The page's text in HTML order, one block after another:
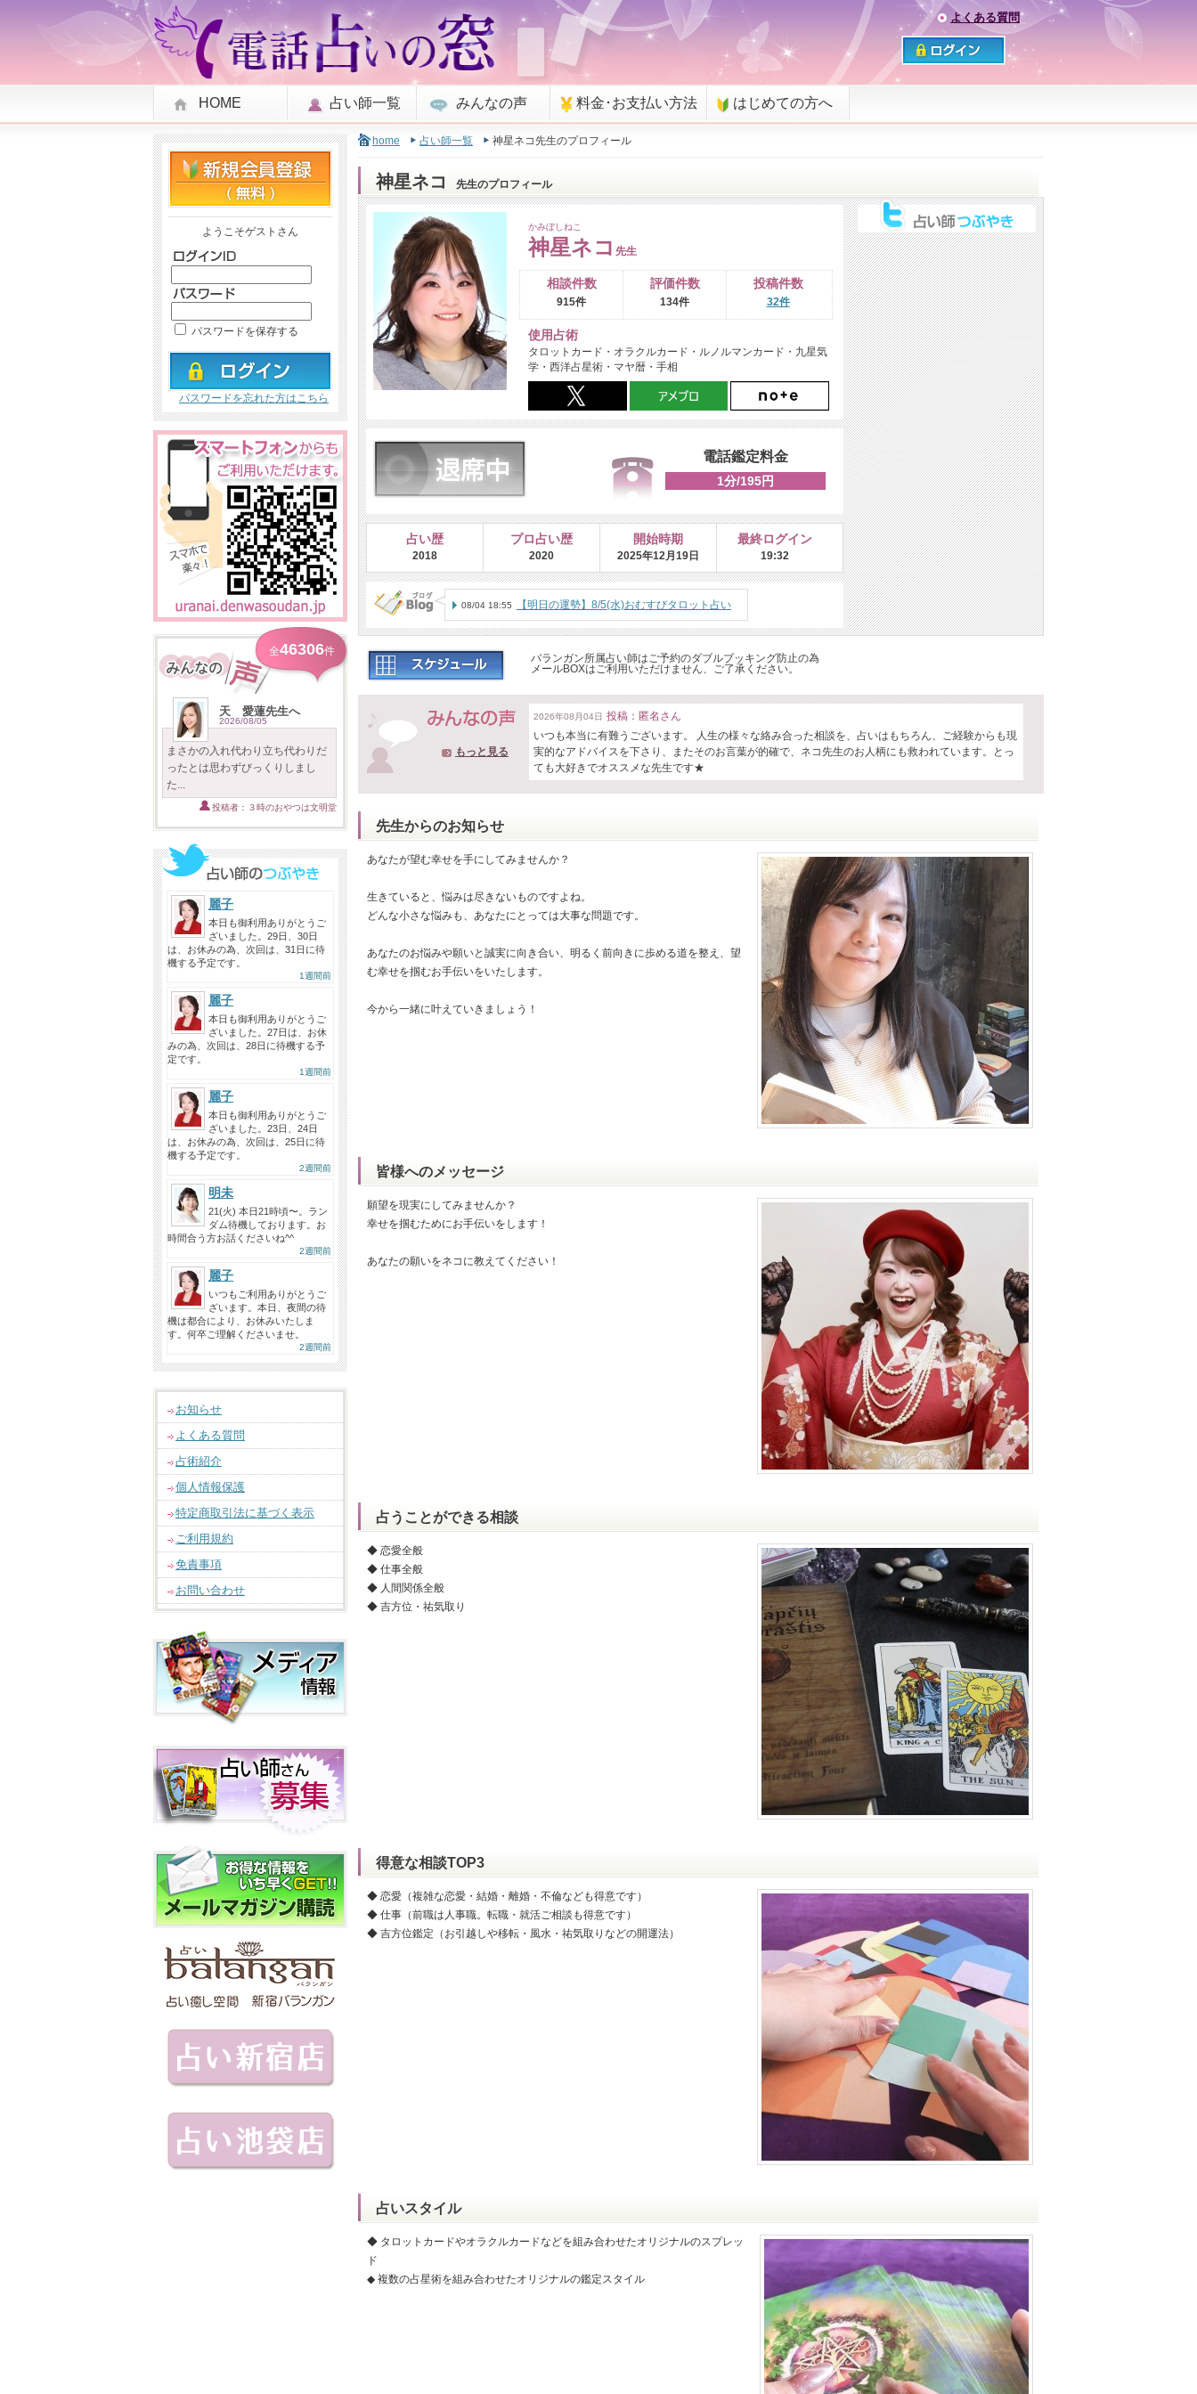
よくある質問
HOME 占い師一覧 みんなの声 料金･お支払い方法 はじめての方へ
ようこそゲストさん
パスワードを保存する
パスワードを忘れた方はこちら
全46306件
天 愛蓮先生へ
2026/08/05
まさかの入れ代わり立ち代わりだ
ったとは思わずびっくりしまし
た...
投稿者：３時のおやつは文明堂
麗子
本日も御利用ありがとうご
ざいました。29日、30日
は、お休みの為、次回は、31日に待
機する予定です。
1週間前
麗子
本日も御利用ありがとうご
ざいました。27日は、お休
みの為、次回は、28日に待機する予
定です。
1週間前
麗子
本日も御利用ありがとうご
ざいました。23日、24日
は、お休みの為、次回は、25日に待
機する予定です。
2週間前
明未
21(火) 本日21時頃〜。ラン
ダム待機しております。お
時間合う方お話くださいね^^
2週間前
麗子
いつもご利用ありがとうご
ざいます。本日、夜間の待
機は都合により、お休みいたしま
す。何卒ご理解くださいませ。
2週間前
お知らせ
よくある質問
占術紹介
個人情報保護
特定商取引法に基づく表示
ご利用規約
免責事項
お問い合わせ
home 占い師一覧 神星ネコ先生のプロフィール
神星ネコ 先生のプロフィール
かみぼしねこ
神星ネコ 先生
相談件数
915件
評価件数
134件
投稿件数
32件
使用占術
タロットカード・オラクルカード・ルノルマンカード・九星気
学・西洋占星術・マヤ暦・手相
電話鑑定料金
1分/195円
占い歴
2018
プロ占い歴
2020
開始時期
2025年12月19日
最終ログイン
19:32
08/04 18:55 【明日の運勢】8/5(水)おむすびタロット占い
【毎日更新】
バランガン所属占い師はご予約のダブルブッキング防止の為
メールBOXはご利用いただけません、ご了承ください。
もっと見る
2026年08月04日 投稿：匿名さん
いつも本当に有難うございます。 人生の様々な絡み合った相談を、占いはもちろん、ご経験からも現
実的なアドバイスを下さり、またそのお言葉が的確で、ネコ先生のお人柄にも救われています。とっ
ても大好きでオススメな先生です★
先生からのお知らせ
あなたが望む幸せを手にしてみませんか？
生きていると、悩みは尽きないものですよね。
どんな小さな悩みも、あなたにとっては大事な問題です。
あなたのお悩みや願いと誠実に向き合い、明るく前向きに歩める道を整え、望
む幸せを掴むお手伝いをいたします。
今から一緒に叶えていきましょう！
皆様へのメッセージ
願望を現実にしてみませんか？
幸せを掴むためにお手伝いをします！
あなたの願いをネコに教えてください！
占うことができる相談
◆ 恋愛全般
◆ 仕事全般
◆ 人間関係全般
◆ 吉方位・祐気取り
得意な相談TOP3
◆ 恋愛（複雑な恋愛・結婚・離婚・不倫なども得意です）
◆ 仕事（前職は人事職。転職・就活ご相談も得意です）
◆ 吉方位鑑定（お引越しや移転・風水・祐気取りなどの開運法）
占いスタイル
◆ タロットカードやオラクルカードなどを組み合わせたオリジナルのスプレッ
ド
◆ 複数の占星術を組み合わせたオリジナルの鑑定スタイル